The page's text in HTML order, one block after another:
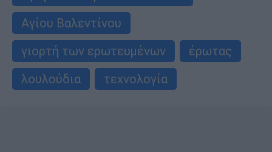
Αγίου Βαλεντίνου
γιορτή των ερωτευμένων
έρωτας
λουλούδια
τεχνολογία